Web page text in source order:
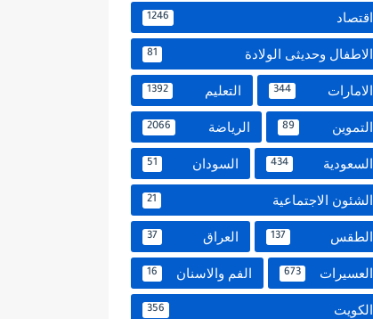
اقتصاد 1246
الاطفال وحديثى الولادة 81
الامارات 344 التعليم 1392
التموين 89 الرياضة 2066
السعودية 434 السودان 51
الشئون الاجتماعية 21
الطقس 137 العراق 37
العسيرات 673 الفم والاسنان 16
الكويت 356